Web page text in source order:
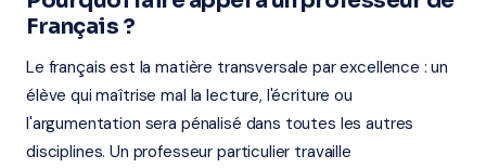
Français ?
Le français est la matière transversale par excellence : un
élève qui maîtrise mal la lecture, l'écriture ou
l'argumentation sera pénalisé dans toutes les autres
disciplines. Un professeur particulier travaille